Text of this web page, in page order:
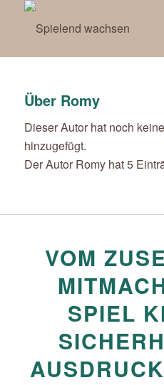
Über Romy
Dieser Autor hat noch
hinzugefügt.
Der Autor Romyhat 5
VOM
SPIEL